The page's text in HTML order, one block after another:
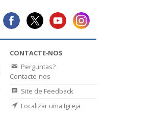
CONTACTE‑NOS
Perguntas?
Contacte‑nos
Site de Feedback
Localizar uma Igreja